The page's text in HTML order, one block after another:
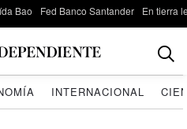
Bao Fed Banco Santander En tierra
INTERNACIONAL